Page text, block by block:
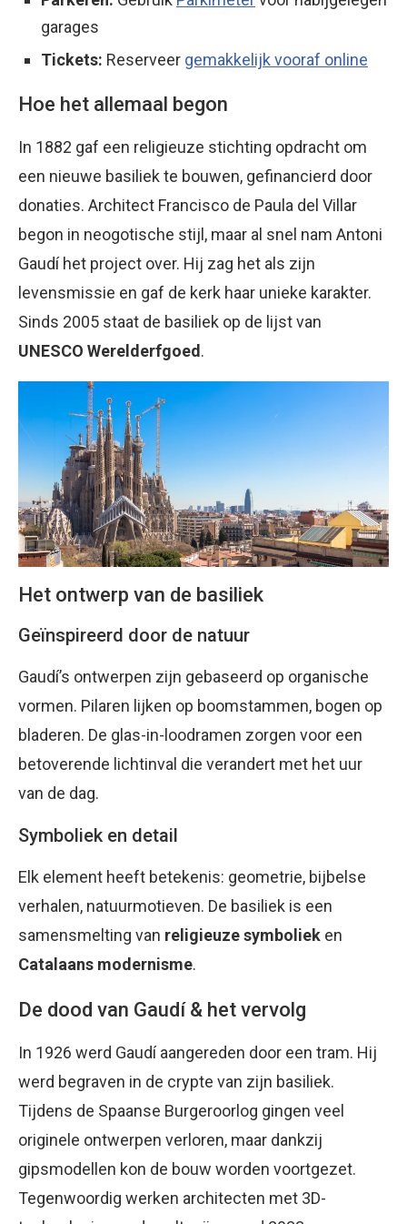
garages
Tickets: Reserveer gemakkelijk vooraf online
Hoe het allemaal begon
In 1882 gaf een religieuze stichting opdracht om
een nieuwe basiliek te bouwen, gefinancierd door
donaties. Architect Francisco de Paula del Villar
begon in neogotische stijl, maar al snel nam Antoni
Gaudí het project over. Hij zag het als zijn
levensmissie en gaf de kerk haar unieke karakter.
Sinds 2005 staat de basiliek op de lijst van
UNESCO Werelderfgoed .
Het ontwerp van de basiliek
Geïnspireerd door de natuur
Gaudí’s ontwerpen zijn gebaseerd op organische
vormen. Pilaren lijken op boomstammen, bogen op
bladeren. De glas-in-loodramen zorgen voor een
betoverende lichtinval die verandert met het uur
van de dag.
Symboliek en detail
Elk element heeft betekenis: geometrie, bijbelse
verhalen, natuurmotieven. De basiliek is een
samensmelting van religieuze symboliek en
Catalaans modernisme.
De dood van Gaudí & het vervolg
In 1926 werd Gaudí aangereden door een tram. Hij
werd begraven in de crypte van zijn basiliek.
Tijdens de Spaanse Burgeroorlog gingen veel
originele ontwerpen verloren, maar dankzij
gipsmodellen kon de bouw worden voortgezet.
Tegenwoordig werken architecten met 3D-